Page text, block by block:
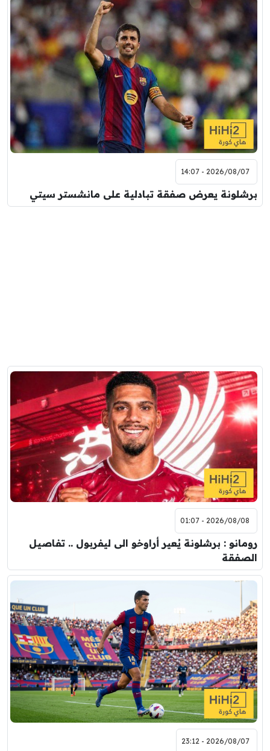
2026/08/07 - 14:07
برشلونة يعرض صفقة تبادلية على مانشستر سيتي
2026/08/08 - 01:07
رومانو : برشلونة يُعير أراوخو الى ليفربول .. تفاصيل
الصفقة
2026/08/07 - 23:12